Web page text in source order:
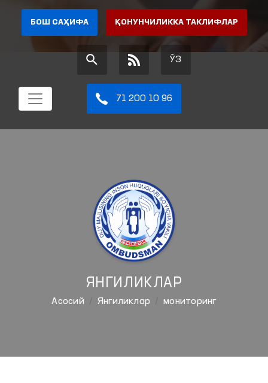
БОШ САҲИФА ҚОНУНЧИЛИККА ТАКЛИФЛАР
ЎЗ
71 200 10 96
ЯНГИЛИКЛАР
Aсосий Янгиликлар мониторинг